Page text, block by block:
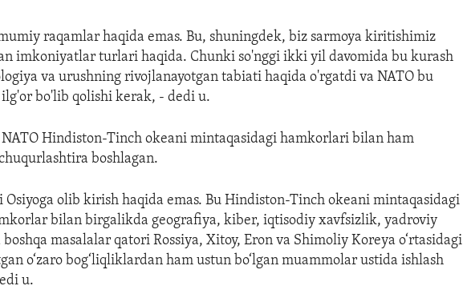
raqamlar haqida emas. Bu, shuningdek, biz sarmoya kiritishimiz
imkoniyatlar turlari haqida. Chunki so'nggi ikki yil davomida bu kurash
va urushning rivojlanayotgan tabiati haqida o'rgatdi va NATO bu
ilg'or bo'lib qolishi kerak, - dedi u.
NATO Hindiston-Tinch okeani mintaqasidagi hamkorlari bilan ham
boshlagan.
Osiyoga olib kirish haqida emas. Bu Hindiston-Tinch okeani mintaqasidagi
bilan birgalikda geografiya, kiber, iqtisodiy xavfsizlik, yadroviy
masalalar qatori Rossiya, Xitoy, Eron va Shimoliy Koreya o‘rtasidagi
o‘zaro bog‘liqliklardan ham ustun bo‘lgan muammolar ustida ishlash
u.